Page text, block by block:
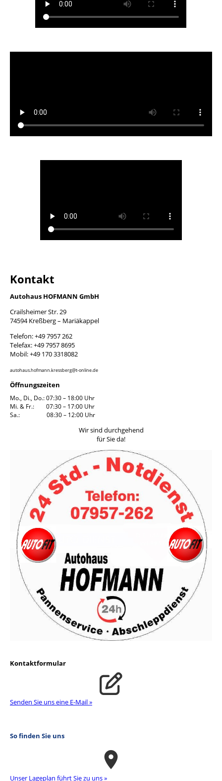
Kontakt
Autohaus HOFMANN GmbH
Crailsheimer Str. 29
74594 Kreßberg – Mariäkappel
Telefon: +49 7957 262
Telefax: +49 7957 8695
Mobil: +49 170 3318082
autohaus.hofmann.kressberg@t-online.de
Öffnungszeiten
Mo., Di., Do.: 07:30 – 18:00 Uhr
Mi. & Fr.: 07:30 – 17:00 Uhr
Sa.: 08:30 – 12:00 Uhr
Wir sind durchgehend
für Sie da!
Kontaktformular
Senden Sie uns eine E-Mail »
So finden Sie uns
Unser La­ge­plan führt Sie zu uns »